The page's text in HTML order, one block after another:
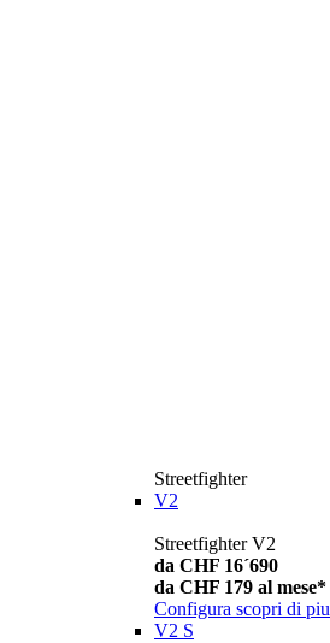
Streetfighter
V2
Streetfighter V2
da CHF 16´690
da CHF 179 al mese*
Configura scopri di piu
V2 S